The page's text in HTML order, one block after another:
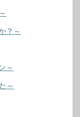
？～
～
～